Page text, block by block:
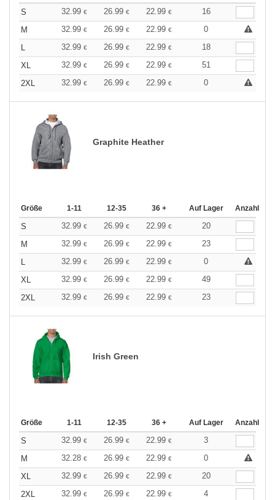
S 32.99 € 26.99 € 22.99 €
16
M
32.99 € 26.99 € 22.99 €
0
L
32.99 € 26.99 € 22.99 €
18
XL
32.99 € 26.99 € 22.99 €
51
2XL
32.99 € 26.99 € 22.99 € 0
Graphite Heather
Größe 1-11 12-35 36 + Auf Lager Anzahl
S 32.99 € 26.99 € 22.99 €
20
M
32.99 € 26.99 € 22.99 €
23
L
32.99 € 26.99 € 22.99 €
0
XL
32.99 € 26.99 € 22.99 €
49
2XL
32.99 € 26.99 € 22.99 € 23
Irish Green
Größe 1-11 12-35 36 + Auf Lager Anzahl
S 32.99 € 26.99 € 22.99 €
3
M
32.28 € 26.99 € 22.99 €
0
XL
32.99 € 26.99 € 22.99 €
20
2XL
32.99 € 26.99 € 22.99 €
4